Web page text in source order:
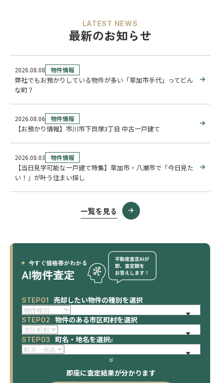
LATEST NEWS
最新のお知らせ
2026.08.08 物件情報
弊社でもお預かりしている物件が多い「草加市手代」ってどん
な町？
2026.08.06 物件情報
【お預かり情報】市川市下貝塚3丁目 中古一戸建て
2026.08.03 物件情報
【当日見学可能な一戸建て特集】草加市・八潮市で「今日見た
い！」が叶う住まい探し
一覧を見る
今すぐ価格帯がわかる
AI物件査定
STEP01 売却したい物件の種別を選択
STEP02 物件のある市区町村を選択
STEP03 町名・地名を選択
即座に査定結果が分かります